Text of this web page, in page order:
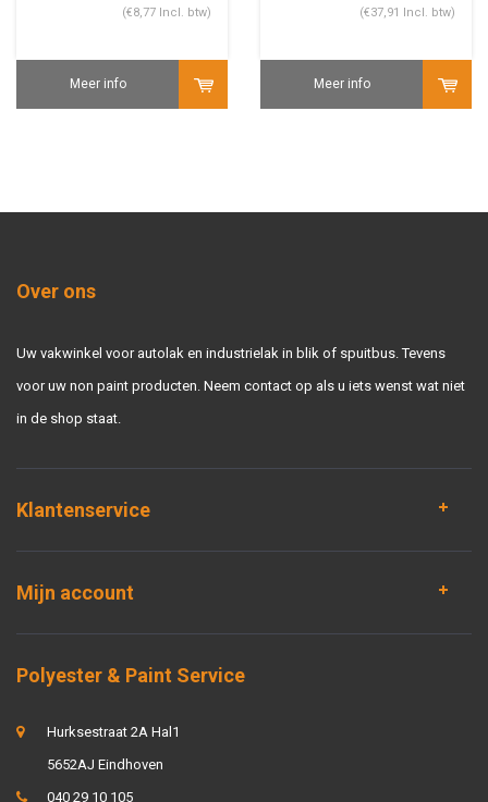
(€8,77 Incl. btw)
Meer info
(€37,91 Incl. btw)
Meer info
Over ons
Uw vakwinkel voor autolak en industrielak in blik of spuitbus. Tevens
voor uw non paint producten. Neem contact op als u iets wenst wat niet
in de shop staat.
Klantenservice
Mijn account
Polyester & Paint Service
Hurksestraat 2A Hal1
5652AJ Eindhoven
040 29 10 105